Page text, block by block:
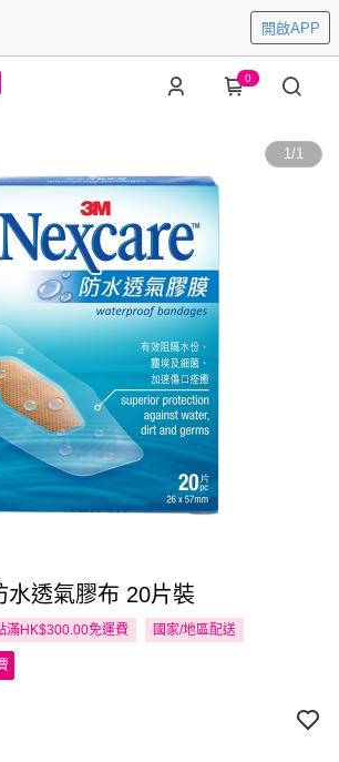
開啟APP
0
1/1
水透氣膠布 20片裝
滿HK$300.00免運費 國家/地區配送